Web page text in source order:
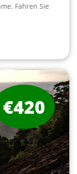
Fahren Sie
€420